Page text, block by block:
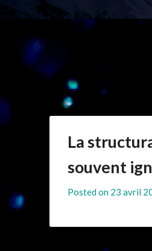
La
souvent
Posted on 23 avril